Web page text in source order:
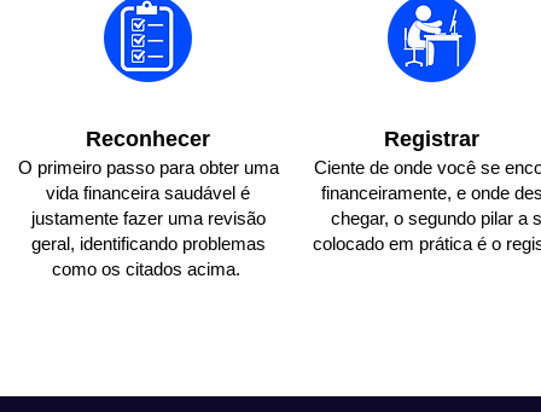
Reconhecer
O primeiro passo para obter uma
vida financeira saudável é
justamente fazer uma revisão
geral, identificando problemas
como os citados acima.
Registrar
Ciente de onde você se
financeiramente, e onde
chegar, o segundo pilar a
colocado em prática é o